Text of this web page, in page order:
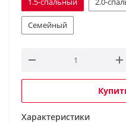
Семейный
Характеристики